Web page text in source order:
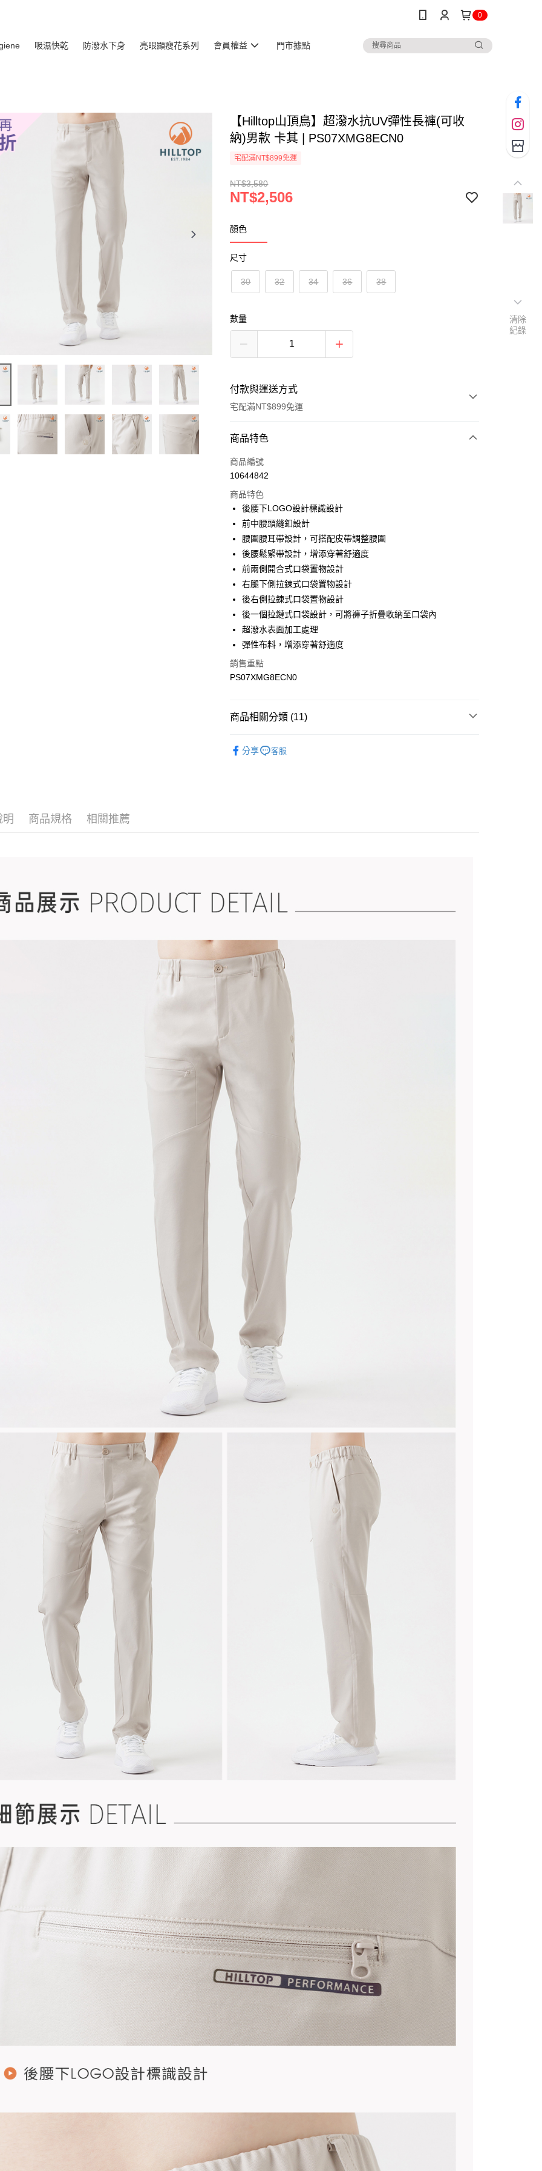
0
吸濕快乾 防潑水下身 亮眼顯瘦花系列 會員權益 門市據點
【Hilltop山頂鳥】超潑水抗UV彈性長褲(可收
納)男款 卡其 | PS07XMG8ECN0
宅配滿NT$899免運
NT$3,580
NT$2,506
顏色
尺寸
30 32 34 36 38
數量
付款與運送方式
宅配滿NT$899免運
付款方式
信用卡一次付款
Apple Pay
悠遊付
Google Pay
運送方式
宅配
每筆NT$90，滿NT$899(含以上)免運費
宅配(離島)
每筆NT$399，滿NT$18,000(含以上)免運費
商品特色
商品編號
10644842
商品特色
後腰下LOGO設計標識設計
前中腰頭縫釦設計
腰圍腰耳帶設計，可搭配皮帶調整腰圍
後腰鬆緊帶設計，增添穿著舒適度
前兩側開合式口袋置物設計
右腿下側拉鍊式口袋置物設計
後右側拉鍊式口袋置物設計
後一個拉鏈式口袋設計，可將褲子折疊收納至口袋內
超潑水表面加工處理
彈性布料，增添穿著舒適度
銷售重點
PS07XMG8ECN0
商品相關分類 (11)
▎換季好康專區
戶外機能嚴選🏌️下殺5折起
分享 客服
明 商品規格 相關推薦
清除
紀錄